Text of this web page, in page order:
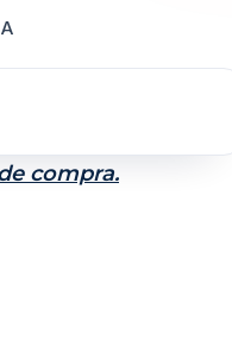
compra.